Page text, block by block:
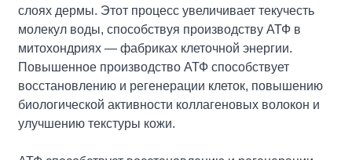
слоях дермы. Этот процесс увеличивает текучесть
молекул воды, способствуя производству АТФ в
митохондриях — фабриках клеточной энергии.
Повышенное производство АТФ способствует
восстановлению и регенерации клеток, повышению
биологической активности коллагеновых волокон и
улучшению текстуры кожи.